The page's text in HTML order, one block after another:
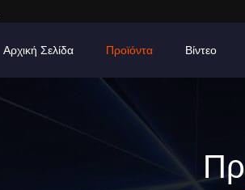
Αρχική Σελίδα Προϊόντα Βίντεο